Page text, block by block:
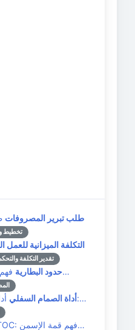
طلب تبرير المصروفات
تخطيط
التكلفة الميزانية للعمل
تقدير التكلفة
حدود البطاريةفهم حدود البطارية ف…
أداة الصمام السفليأداة الصمام السفلي:…
TOC: فهم قمة الإسمن…